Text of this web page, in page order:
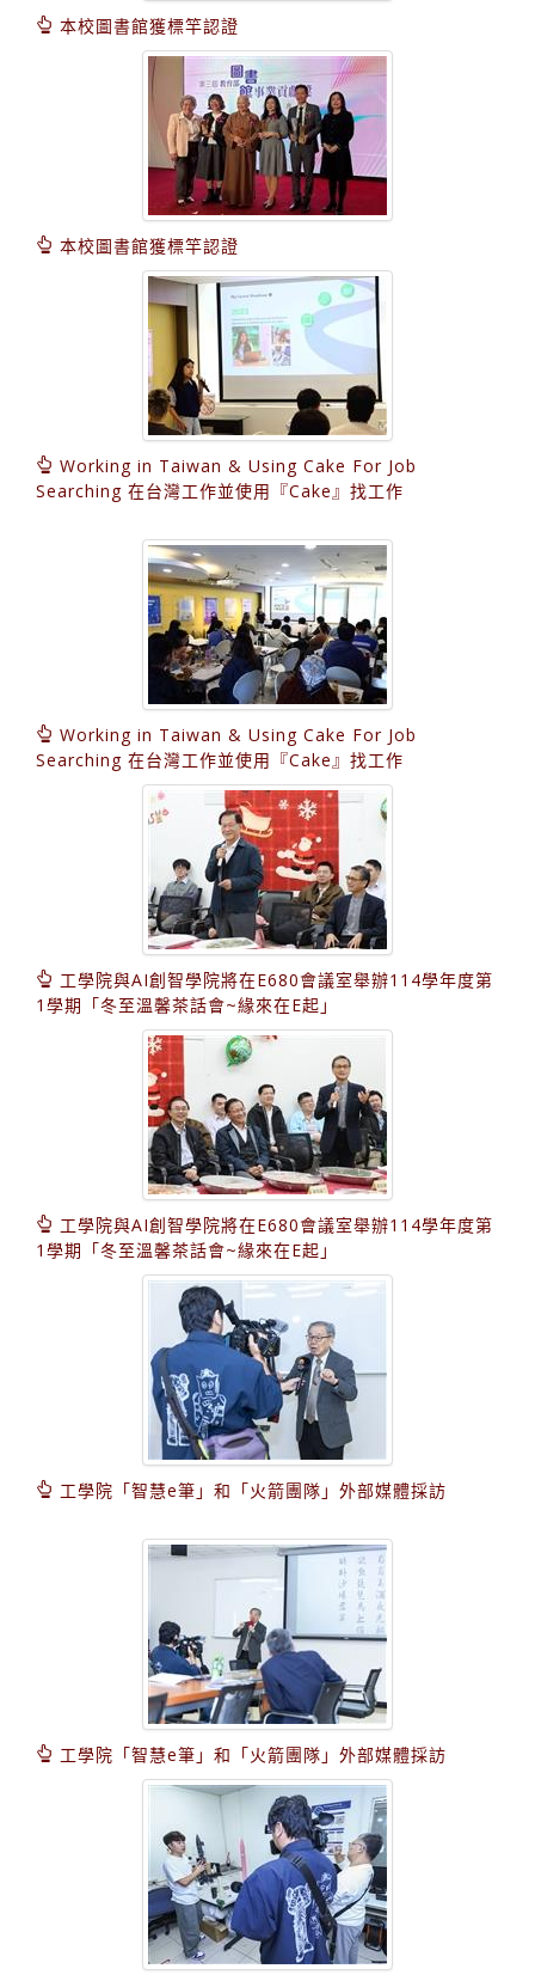
本校圖書館獲標竿認證
本校圖書館獲標竿認證
Working in Taiwan & Using Cake For Job
Searching 在台灣工作並使用『Cake』找工作
Working in Taiwan & Using Cake For Job
Searching 在台灣工作並使用『Cake』找工作
工學院與AI創智學院將在E680會議室舉辦114學年度第
1學期「冬至溫馨茶話會~緣來在E起」
工學院與AI創智學院將在E680會議室舉辦114學年度第
1學期「冬至溫馨茶話會~緣來在E起」
工學院「智慧e筆」和「火箭團隊」外部媒體採訪
工學院「智慧e筆」和「火箭團隊」外部媒體採訪